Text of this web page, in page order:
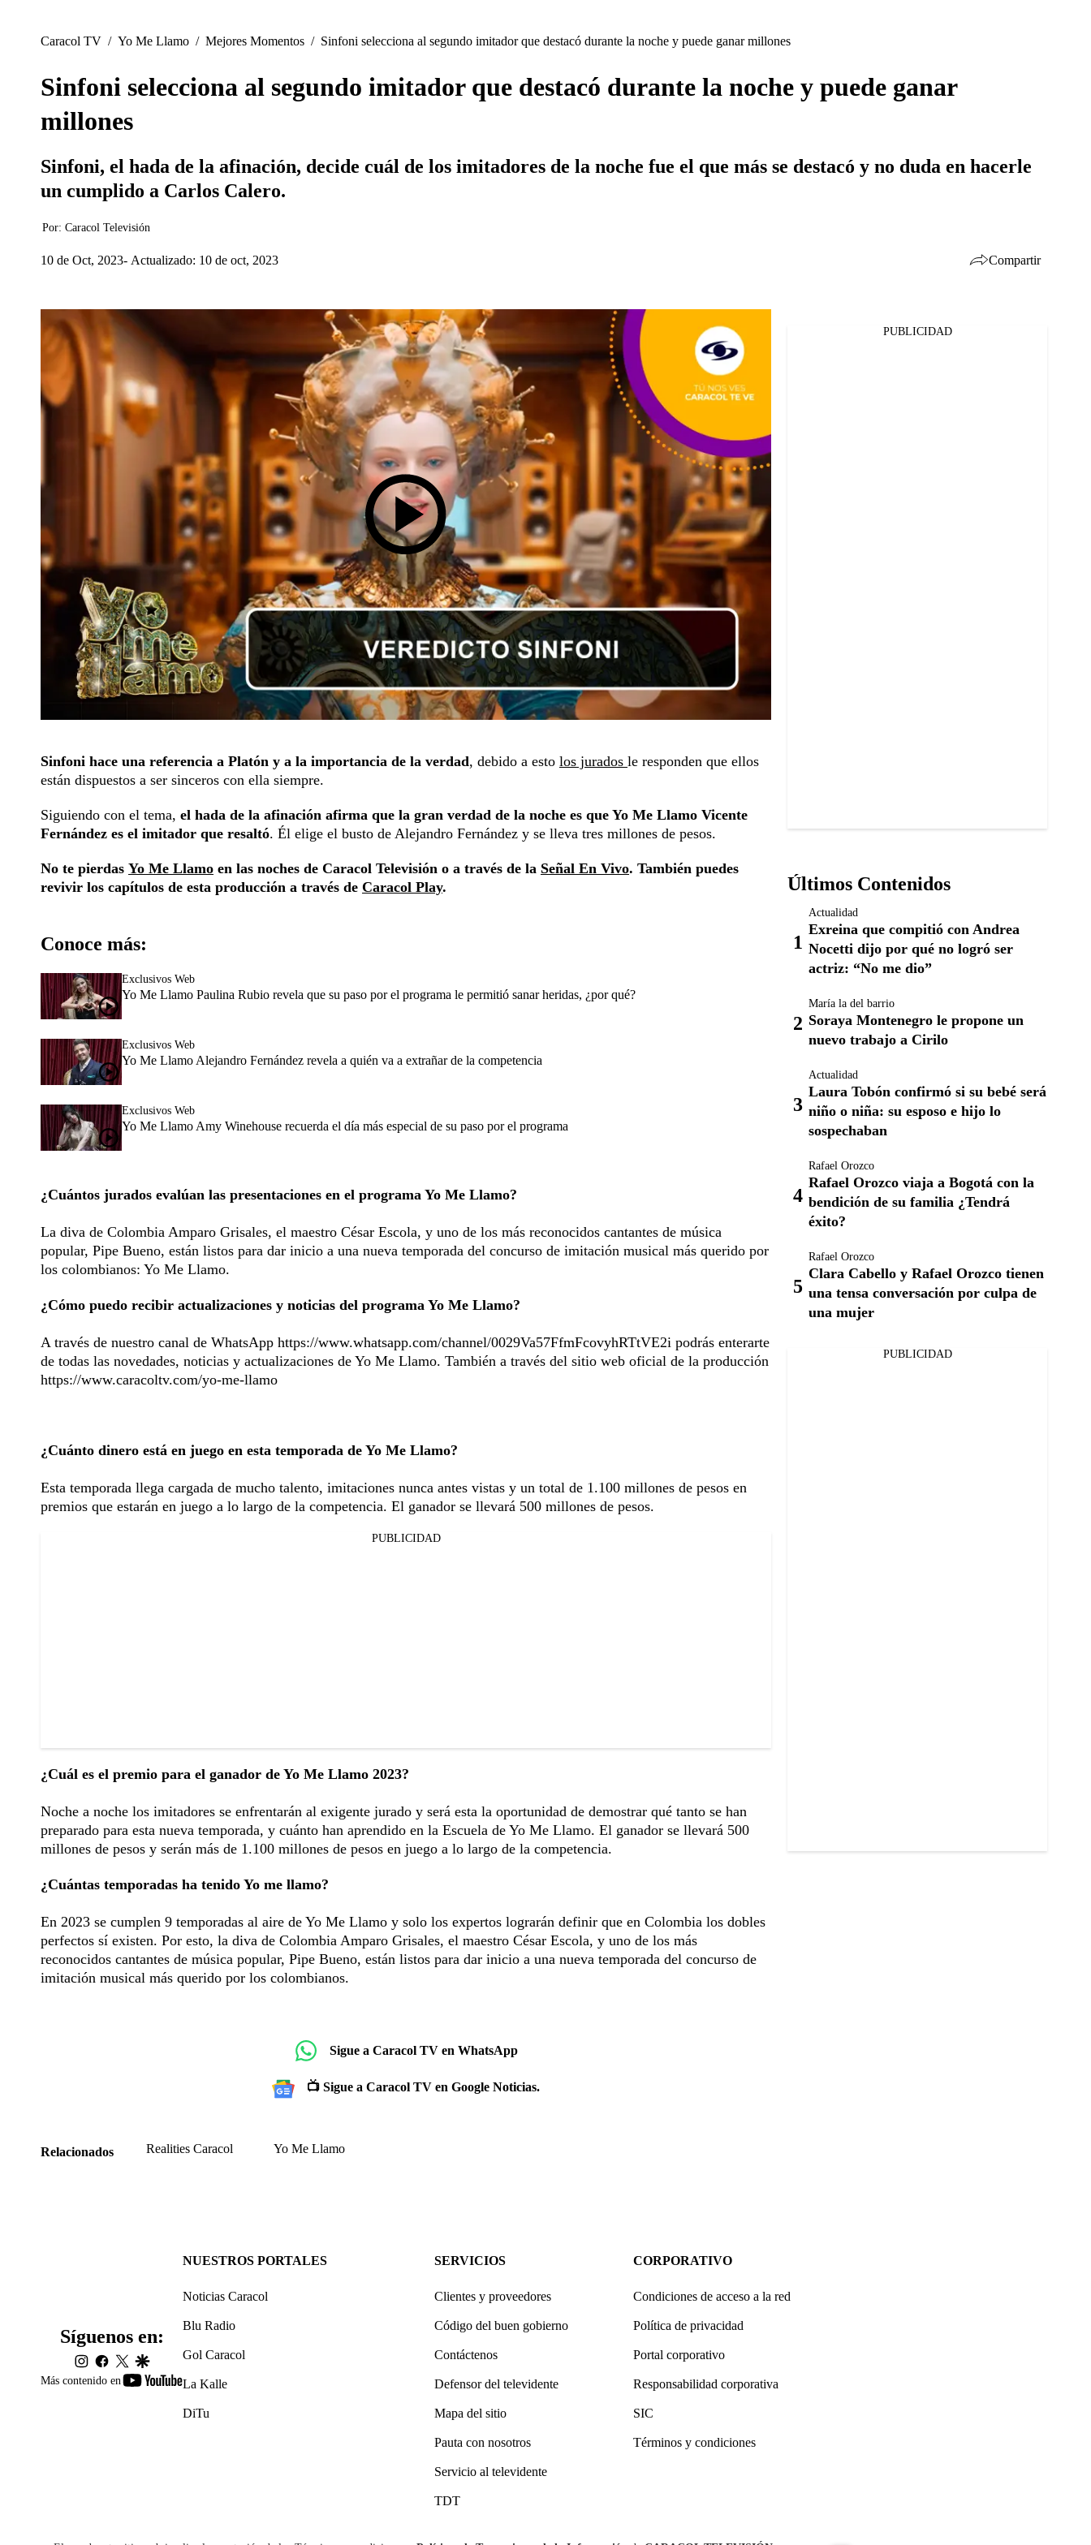
Caracol TV / Yo Me Llamo / Mejores Momentos / Sinfoni selecciona al segundo imitador que destacó durante la noche y puede ganar millones
Sinfoni selecciona al segundo imitador que destacó durante la noche y puede ganar
millones
Sinfoni, el hada de la afinación, decide cuál de los imitadores de la noche fue el que más se destacó y no duda en hacerle
un cumplido a Carlos Calero.
Por: Caracol Televisión
10 de Oct, 2023 Actualizado: 10 de oct, 2023 Compartir
Sinfoni hace una referencia a Platón y a la importancia de la verdad, debido a esto los jurados le responden que ellos
están dispuestos a ser sinceros con ella siempre.
Siguiendo con el tema, el hada de la afinación afirma que la gran verdad de la noche es que Yo Me Llamo Vicente
Fernández es el imitador que resaltó. Él elige el busto de Alejandro Fernández y se lleva tres millones de pesos.
No te pierdas Yo Me Llamo en las noches de Caracol Televisión o a través de la Señal En Vivo. También puedes
revivir los capítulos de esta producción a través de Caracol Play.
Conoce más:
Exclusivos Web
Yo Me Llamo Paulina Rubio revela que su paso por el programa le permitió sanar heridas, ¿por qué?
Exclusivos Web
Yo Me Llamo Alejandro Fernández revela a quién va a extrañar de la competencia
Exclusivos Web
Yo Me Llamo Amy Winehouse recuerda el día más especial de su paso por el programa
¿Cuántos jurados evalúan las presentaciones en el programa Yo Me Llamo?
La diva de Colombia Amparo Grisales, el maestro César Escola, y uno de los más reconocidos cantantes de música
popular, Pipe Bueno, están listos para dar inicio a una nueva temporada del concurso de imitación musical más querido por
los colombianos: Yo Me Llamo.
¿Cómo puedo recibir actualizaciones y noticias del programa Yo Me Llamo?
A través de nuestro canal de WhatsApp https://www.whatsapp.com/channel/0029Va57FfmFcovyhRTtVE2i podrás enterarte
de todas las novedades, noticias y actualizaciones de Yo Me Llamo. También a través del sitio web oficial de la producción
https://www.caracoltv.com/yo-me-llamo
¿Cuánto dinero está en juego en esta temporada de Yo Me Llamo?
Esta temporada llega cargada de mucho talento, imitaciones nunca antes vistas y un total de 1.100 millones de pesos en
premios que estarán en juego a lo largo de la competencia. El ganador se llevará 500 millones de pesos.
PUBLICIDAD
¿Cuál es el premio para el ganador de Yo Me Llamo 2023?
Noche a noche los imitadores se enfrentarán al exigente jurado y será esta la oportunidad de demostrar qué tanto se han
preparado para esta nueva temporada, y cuánto han aprendido en la Escuela de Yo Me Llamo. El ganador se llevará 500
millones de pesos y serán más de 1.100 millones de pesos en juego a lo largo de la competencia.
¿Cuántas temporadas ha tenido Yo me llamo?
En 2023 se cumplen 9 temporadas al aire de Yo Me Llamo y solo los expertos lograrán definir que en Colombia los dobles
perfectos sí existen. Por esto, la diva de Colombia Amparo Grisales, el maestro César Escola, y uno de los más
reconocidos cantantes de música popular, Pipe Bueno, están listos para dar inicio a una nueva temporada del concurso de
imitación musical más querido por los colombianos.
Sigue a Caracol TV en WhatsApp
📺 Sigue a Caracol TV en Google Noticias.
Relacionados Realities Caracol Yo Me Llamo
PUBLICIDAD
Últimos Contenidos
Actualidad
Exreina que compitió con Andrea
Nocetti dijo por qué no logró ser
actriz: “No me dio”
María la del barrio
Soraya Montenegro le propone un
nuevo trabajo a Cirilo
Actualidad
Laura Tobón confirmó si su bebé será
niño o niña: su esposo e hijo lo
sospechaban
Rafael Orozco
Rafael Orozco viaja a Bogotá con la
bendición de su familia ¿Tendrá
éxito?
Rafael Orozco
Clara Cabello y Rafael Orozco tienen
una tensa conversación por culpa de
una mujer
PUBLICIDAD
Más contenido en
youtube-
Síguenos en:
instagram
facebook
twittergoogle
NUESTROS PORTALES
Noticias Caracol
Blu Radio
Gol Caracol
La Kalle
DiTu
SERVICIOS
Clientes y proveedores
Código del buen gobierno
Contáctenos
Defensor del televidente
Mapa del sitio
Pauta con nosotros
Servicio al televidente
TDT
CORPORATIVO
Condiciones de acceso a la red
Política de privacidad
Portal corporativo
Responsabilidad corporativa
SIC
Términos y condiciones